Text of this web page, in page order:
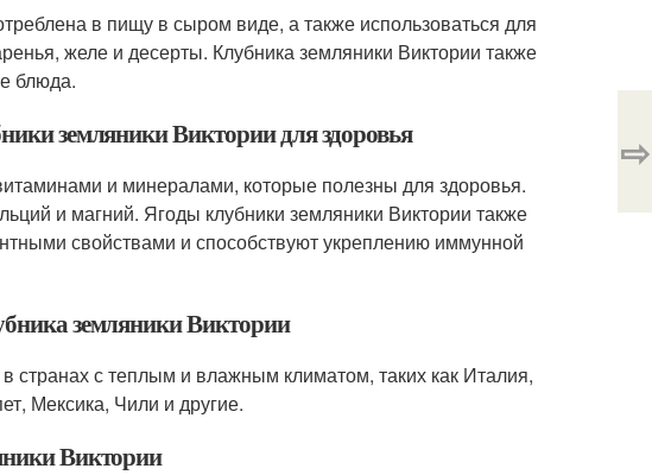
в пищу в сыром виде, а также использоваться для
желе и десерты. Клубника земляники Виктории также
блюда.
земляники Виктории для здоровья
и минералами, которые полезны для здоровья.
и магний. Ягоды клубники земляники Виктории также
свойствами и способствуют укреплению иммунной
земляники Виктории
странах с теплым и влажным климатом, таких как Италия,
Мексика, Чили и другие.
Виктории
⇨